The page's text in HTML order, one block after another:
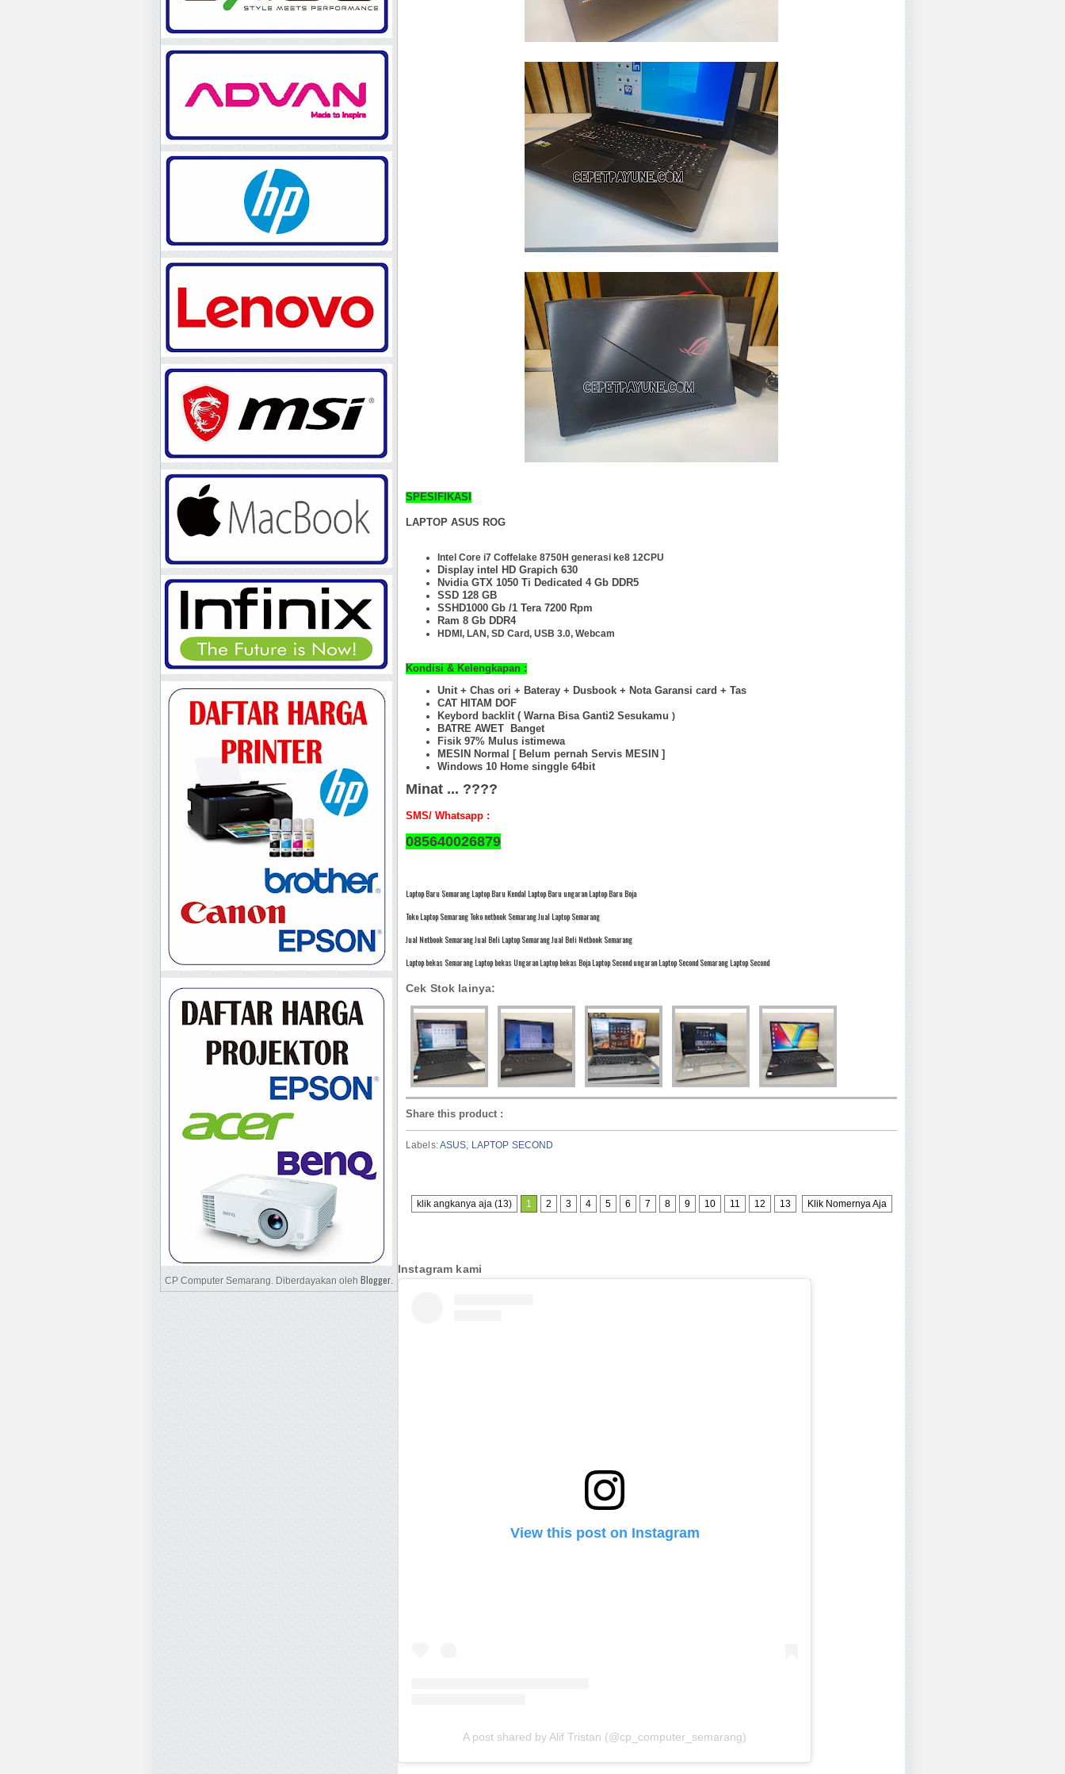
SPESIFIKASI
LAPTOP ASUS ROG
Intel Core i7 Coffelake 8750H generasi ke8 12CPU
Display intel HD Grapich 630
Nvidia GTX 1050 Ti Dedicated 4 Gb DDR5
SSD 128 GB
SSHD1000 Gb /1 Tera 7200 Rpm
Ram 8 Gb DDR4
HDMI, LAN, SD Card, USB 3.0, Webcam
Kondisi & Kelengkapan :
Unit + Chas ori + Bateray + Dusbook + Nota Garansi card + Tas
CAT HITAM DOF
Keybord backlit ( Warna Bisa Ganti2 Sesukamu )
BATRE AWET Banget
Fisik 97% Mulus istimewa
MESIN Normal [ Belum pernah Servis MESIN ]
Windows 10 Home singgle 64bit
Minat ... ????
SMS/ Whatsapp :
085640026879
Laptop Baru Semarang Laptop Baru Kendal Laptop Baru ungaran Laptop Baru Boja
Toko Laptop Semarang Toko netbook Semarang Jual Laptop Semarang
Jual Netbook Semarang Jual Beli Laptop Semarang Jual Beli Netbook Semarang
Laptop bekas Semarang Laptop bekas Ungaran Laptop bekas Boja Laptop Second ungaran Laptop Second Semarang Laptop Second
Cek Stok lainya:
Share this product :
Labels:ASUS LAPTOP SECOND
klik angkanya aja (13) 1 2 3 4 5 6 7 8 9 10 11 12 13 Klik Nomernya Aja
Instagram kami
View this post on Instagram
A post shared by Alif Tristan (@cp_computer_semarang)
CP Computer Semarang. Diberdayakan oleh Blogger.